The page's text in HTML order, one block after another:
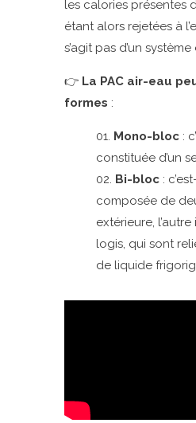
les calories présentes
étant alors rejetées à
s’agit pas d’un
👉 La PAC air-eau
formes :
Mono-bloc:
constituée d’un
Bi-bloc:
composée de
extérieure,
logis, qui sont
de liquide